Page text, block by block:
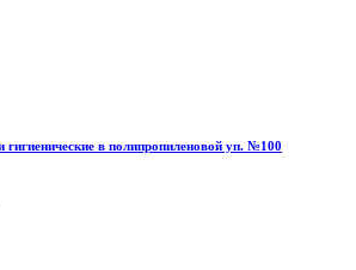
в полипропиленовой уп. №100